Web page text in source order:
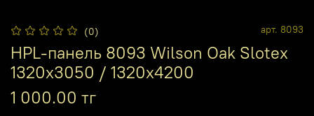
(0) арт. 8093
HPL-панель 8093 Wilson Oak Slotex
1320х3050 / 1320х4200
1 000.00 тг